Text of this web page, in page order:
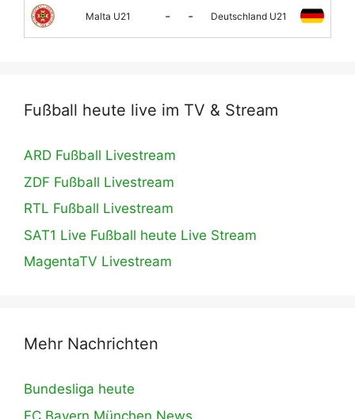
Malta U21 - - Deutschland U21
Fußball heute live im TV & Stream
ARD Fußball Livestream
ZDF Fußball Livestream
RTL Fußball Livestream
SAT1 Live Fußball heute Live Stream
MagentaTV Livestream
Mehr Nachrichten
Bundesliga heute
FC Bayern München News